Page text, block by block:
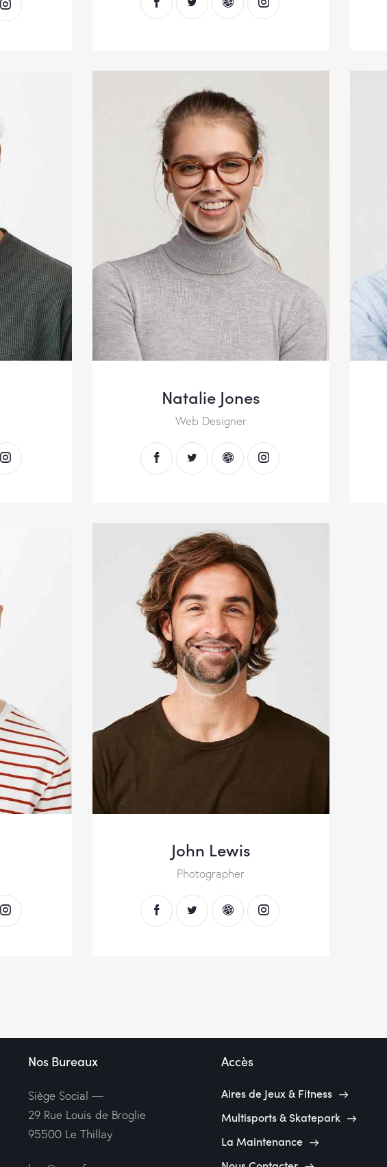
Natalie Jones
Web Designer
John Lewis
Photographer
Nos Bureaux
Siège Social —
29 Rue Louis de Broglie
95500 Le Thillay
Accès
Aires de Jeux & Fitness
Multisports & Skatepark
La Maintenance